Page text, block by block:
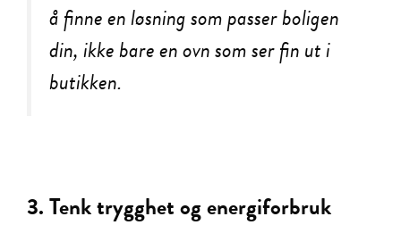
å finne en løsning som passer boligen
din, ikke bare en ovn som ser fin ut i
butikken.
3.Tenk trygghet og energiforbruk